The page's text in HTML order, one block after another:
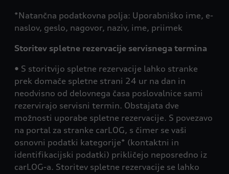
*Natančna podatkovna polja: Uporabniško ime, e-
naslov, geslo, nagovor, naziv, ime, priimek
Storitev spletne rezervacije servisnega termina
• S storitvijo spletne rezervacije lahko stranke
prek domače spletne strani 24 ur na dan in
neodvisno od delovnega časa poslovalnice sami
rezervirajo servisni termin. Obstajata dve
možnosti uporabe spletne rezervacije. S povezavo
na portal za stranke carLOG, s čimer se vaši
osnovni podatki kategorije* (kontaktni in
identifikacijski podatki) prikličejo neposredno iz
carLOG-a. Storitev spletne rezervacije se lahko